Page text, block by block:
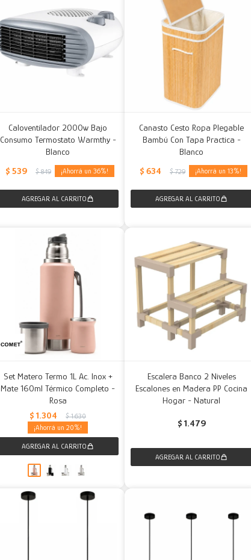
Caloventilador 2000w Bajo
Consumo Termostato Warmthy -
Blanco
$ 539 $ 849 36
Canasto Cesto Ropa Plegable
Bambú Con Tapa Practica -
Blanco
$ 634 $ 729 13
Set Matero Termo 1L Ac. Inox +
Mate 160ml Térmico Completo -
Rosa
$ 1.304 $ 1.630
20
Escalera Banco 2 Niveles
Escalones en Madera PP Cocina
Hogar - Natural
$ 1.479